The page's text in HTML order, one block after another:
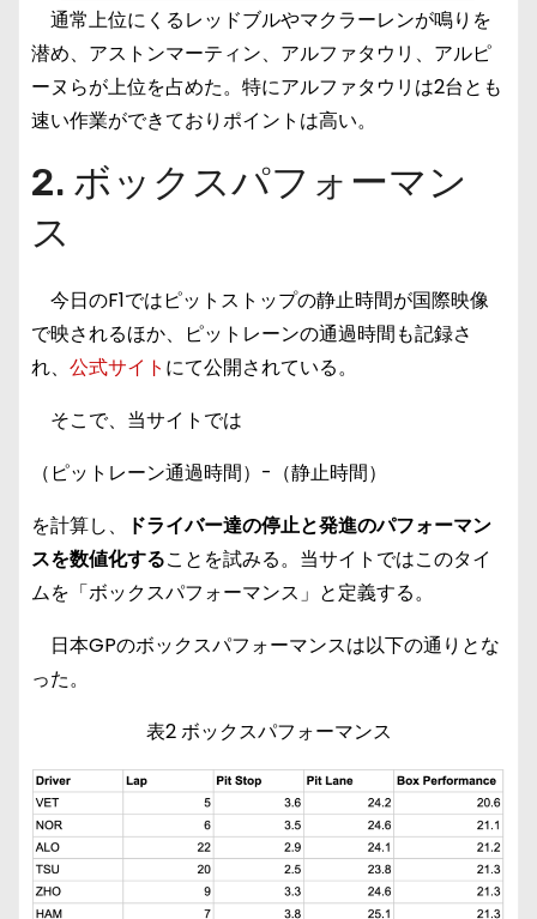
通常上位にくるレッドブルやマクラーレンが鳴りを
潜め、アストンマーティン、アルファタウリ、アルピ
ーヌらが上位を占めた。特にアルファタウリは2台とも
速い作業ができておりポイントは高い。
2. ボックスパフォーマン
ス
今日のF1ではピットストップの静止時間が国際映像
で映されるほか、ピットレーンの通過時間も記録さ
れ、 公式サイト にて公開されている。
そこで、当サイトでは
（ピットレーン通過時間）-（静止時間）
を計算し、
ドライバー達の停止と発進のパフォーマン
スを数値化することを試みる。当サイトではこのタイ
ムを「ボックスパフォーマンス」と定義する。
日本GPのボックスパフォーマンスは以下の通りとな
った。
表2 ボックスパフォーマンス